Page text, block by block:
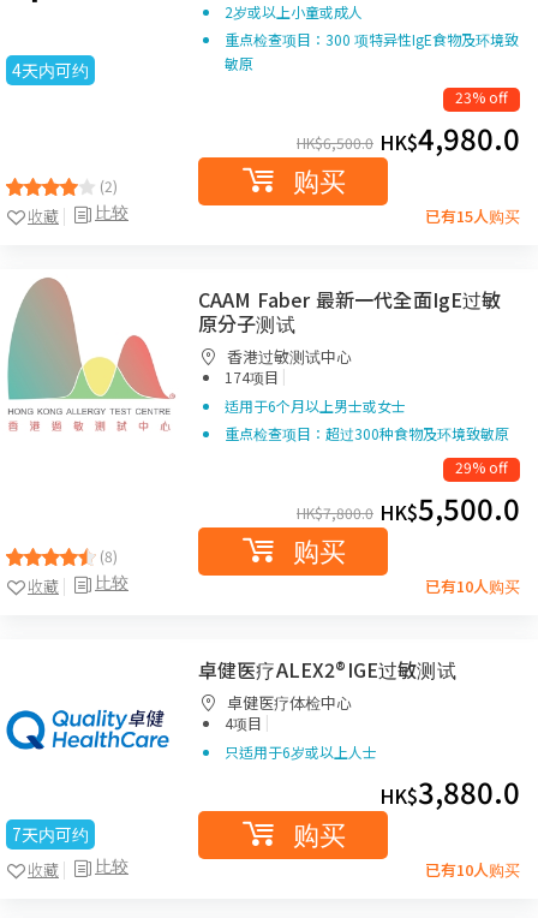
4天内可约
(2)
比较
收藏
2岁或以上小童或成人
重点检查项目：300 项特异性IgE食物及环境致
敏原
23% off
HK$6,500.0 HK$4,980.0
购买
已有15人购买
(8)
比较
收藏
CAAM Faber 最新一代全面IgE过敏
原分子测试
香港过敏测试中心
174项目 |
适用于6个月以上男士或女士
重点检查项目：超过300种食物及环境致敏原
29% off
HK$7,800.0 HK$5,500.0
购买
已有10人购买
7天内可约
比较
收藏
卓健医疗ALEX2®IGE过敏测试
卓健医疗体检中心
4项目 |
只适用于6岁或以上人士
HK$3,880.0
购买
已有10人购买